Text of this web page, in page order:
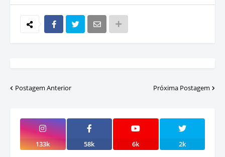
Postagem Anterior Próxima Postagem
133k 58k 6k 2k